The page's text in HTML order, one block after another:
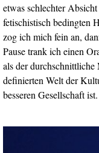
etwas schlechter
fetischistisch bedingten
zog ich mich fein an,
Pause trank ich einen
als der durchschnittliche
definierten Welt der
besseren Gesellschaft